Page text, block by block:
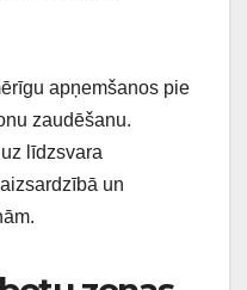
apņemšanos pie
zaudēšanu.
līdzsvara
un